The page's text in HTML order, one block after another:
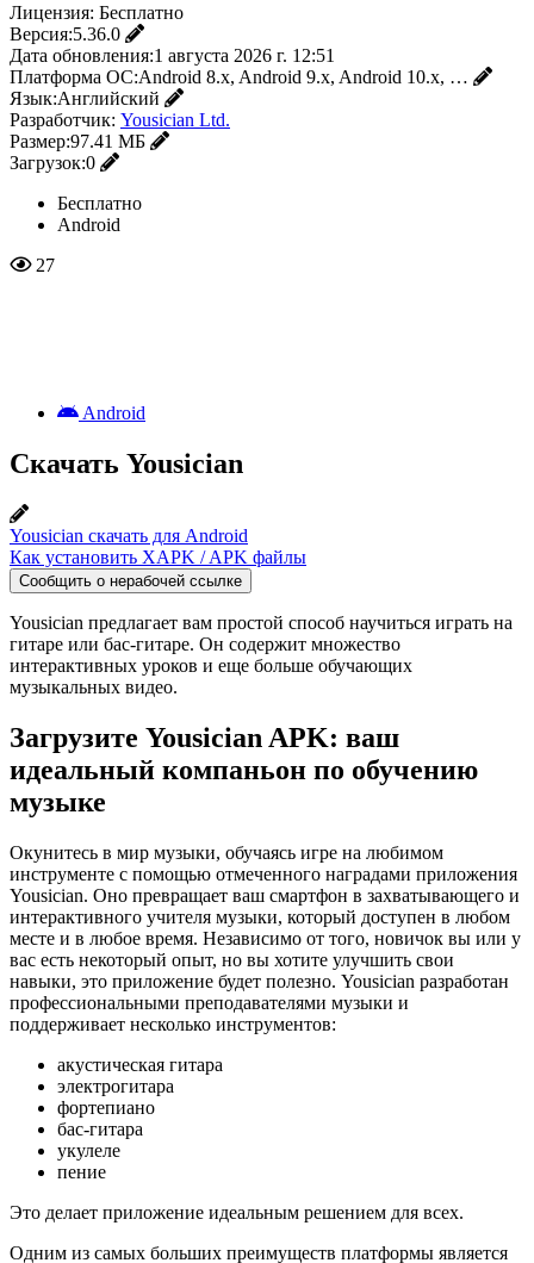
Лицензия: Бесплатно
Версия:5.36.0
Дата обновления:1 августа 2026 г. 12:51
Платформа ОС:Android 8.x, Android 9.x, Android 10.x, …
Язык:Английский
Разработчик: Yousician Ltd.
Размер:97.41 МБ
Загрузок:0
Бесплатно
Android
27
Android
Скачать Yousician
Yousician скачать для Android
Как установить XAPK / APK файлы
Сообщить о нерабочей ссылке
Yousician предлагает вам простой способ научиться играть на
гитаре или бас-гитаре. Он содержит множество
интерактивных уроков и еще больше обучающих
музыкальных видео.
Загрузите Yousician APK: ваш
идеальный компаньон по обучению
музыке
Окунитесь в мир музыки, обучаясь игре на любимом
инструменте с помощью отмеченного наградами приложения
Yousician. Оно превращает ваш смартфон в захватывающего и
интерактивного учителя музыки, который доступен в любом
месте и в любое время. Независимо от того, новичок вы или у
вас есть некоторый опыт, но вы хотите улучшить свои
навыки, это приложение будет полезно. Yousician разработан
профессиональными преподавателями музыки и
поддерживает несколько инструментов:
акустическая гитара
электрогитара
фортепиано
бас-гитара
укулеле
пение
Это делает приложение идеальным решением для всех.
Одним из самых больших преимуществ платформы является